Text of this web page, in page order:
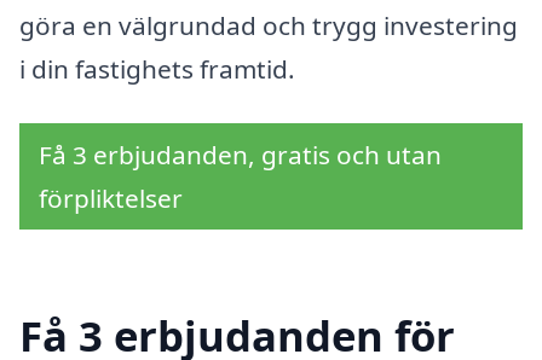
göra en välgrundad och trygg investering
i din fastighets framtid.
Få 3 erbjudanden, gratis och utan
förpliktelser
Få 3 erbjudanden för